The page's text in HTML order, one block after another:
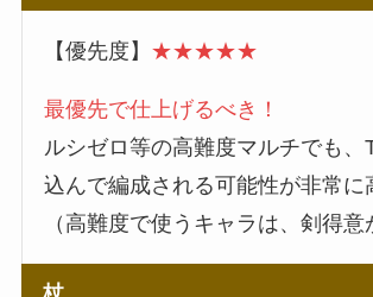
【優先度】 ★★★★★
最優先で仕上げるべき！
ルシゼロ等の高難度マルチでも、
込んで編成される可能性が非常に
（高難度で使うキャラは、剣得意